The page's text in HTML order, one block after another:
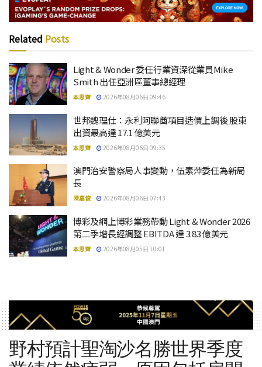
Related Posts
Light & Wonder 委任行業資深從業員Mike
Smith 出任亞洲區董事總經理
本思齊 2026年08月06日 09:46
世邦魏理仕：永利阿聯酋項目造價上調後 股東
出資最高達 17.1 億美元
本思齊 2026年08月06日 09:35
澳門治安警察局人事變動，伍素萍委任為新局
長
陳嘉俊 2026年08月06日 07:43
博彩及網上博彩業務帶動 Light & Wonder 2026
第二季增長經調整 EBITDA 達 3.83 億美元
本思齊 2026年08月05日 10:01
野村預計聖淘沙名勝世界季度